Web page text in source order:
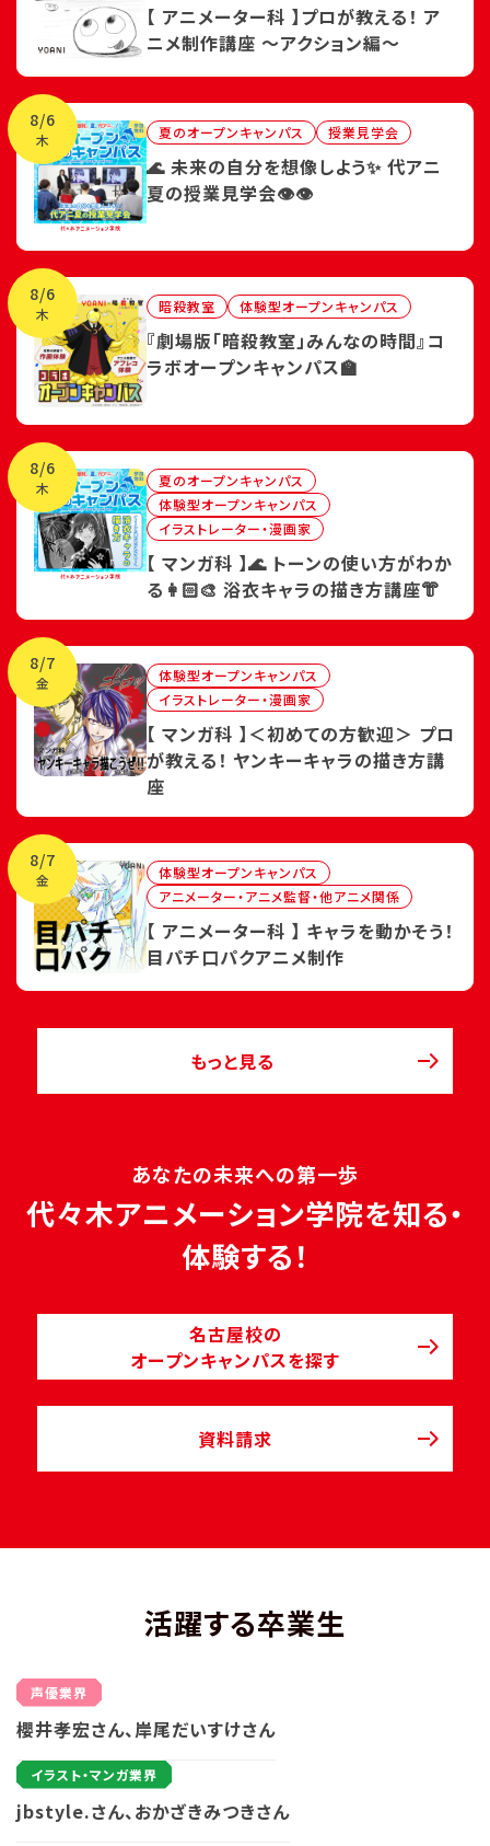
【 アニメーター科 】プロが教える！ ア
ニメ制作講座 ～アクション編～
8/6
木 夏のオープンキャンパス 授業見学会
🌊 未来の自分を想像しよう✨ 代アニ
夏の授業見学会👁👁
8/6
木 暗殺教室 体験型オープンキャンパス
『劇場版「暗殺教室」みんなの時間』コ
ラボオープンキャンパス🏫
8/6
木
夏のオープンキャンパス
体験型オープンキャンパス
イラストレーター・漫画家
【 マンガ科 】🌊 トーンの使い方がわか
る👩🏻‍🎨 浴衣キャラの描き方講座👘
8/7
金
体験型オープンキャンパス
イラストレーター・漫画家
【 マンガ科 】＜初めての方歓迎＞ プロ
が教える！ ヤンキーキャラの描き方講
座
8/7
金
体験型オープンキャンパス
アニメーター・アニメ監督・他アニメ関係
【 アニメーター科 】 キャラを動かそう！
目パチ口パクアニメ制作
もっと見る
あなたの未来への第一歩
代々木アニメーション学院を知る・
体験する！
名古屋校の
オープンキャンパスを探す
資料請求
活躍する卒業生
声優業界
櫻井孝宏さん、岸尾だいすけさん
イラスト・マンガ業界
jbstyle.さん、おかざきみつきさん